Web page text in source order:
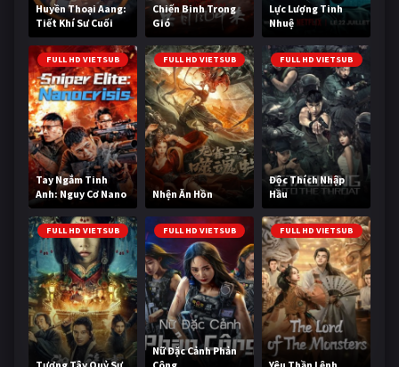
Huyền Thoại Aang:
Tiết Khí Sư Cuối
Cùng
Chiến Binh Trong
Gió
Lực Lượng Tinh
Nhuệ
FULL HD VIETSUB
Tay Ngắm Tinh
Anh: Nguy Cơ Nano
FULL HD VIETSUB
Nhện Ăn Hồn
FULL HD VIETSUB
Độc Thích Nhập
Hầu
FULL HD VIETSUB FULL HD VIETSUB
Nữ Đặc Cảnh Phản
FULL HD VIETSUB